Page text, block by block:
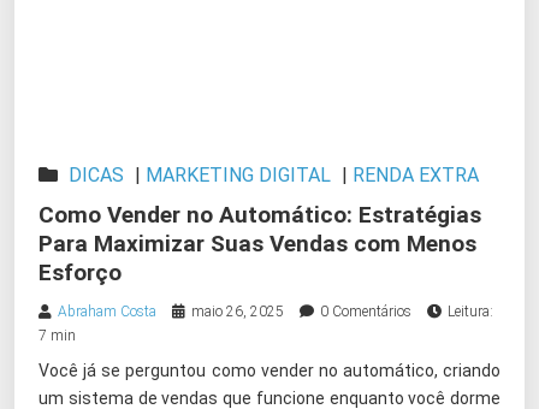
DICAS | MARKETING DIGITAL | RENDA EXTRA
Como Vender no Automático: Estratégias
Para Maximizar Suas Vendas com Menos
Esforço
Abraham Costa maio 26, 2025 0 Comentários
Leitura:
7 min
Você já se perguntou como vender no automático, criando
um sistema de vendas que funcione enquanto você dorme